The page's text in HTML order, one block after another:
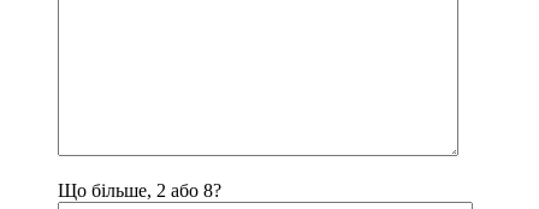
Що більше, 2 або 8?